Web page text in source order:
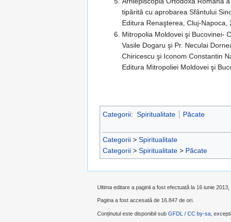
tipărită cu aprobarea Sfântului
Editura Renaşterea, Cluj-
Mitropolia Moldovei şi Bucovinei-
Vasile Dogaru şi Pr. Neculai
Chiricescu şi Iconom Constantin
Editura Mitropoliei Moldovei şi
Categorii: Spiritualitate Păcate
Categorii > Spiritualitate
Categorii > Spiritualitate > Păcate
Ultima editare a paginii a fost efectuată la 16 iunie 2013,
Pagina a fost accesată de 16.847 de ori.
Conținutul este disponibil sub GFDL / CC by-sa ,